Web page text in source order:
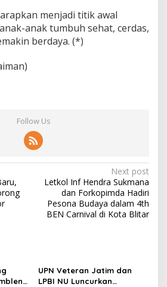
menjadi titik awal
anak tumbuh sehat, cerdas,
berdaya. (*)
Follow Us
Next post
Letkol Inf Hendra Sukmana
dan Forkopimda Hadiri
Pesona Budaya dalam 4th
BEN Carnival di Kota Blitar
UPN Veteran Jatim dan
LPBI NU Luncurkan